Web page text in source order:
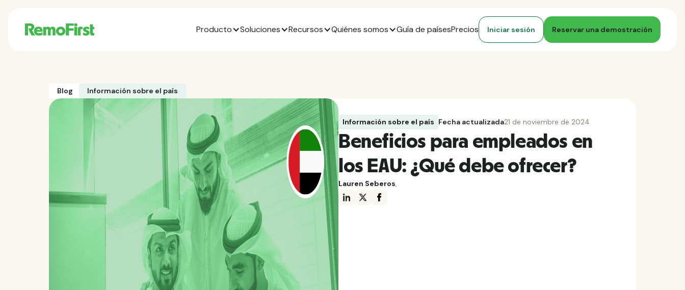
Producto Soluciones Recursos Quiénes somos Guía de paísesPrecios Iniciar sesión Reservar una demostración
Blog Información sobre el país
Información sobre el país Fecha actualizada21 de noviembre de 2024
Beneficios para empleados en
los EAU: ¿Qué debe ofrecer?
Lauren Seberos,